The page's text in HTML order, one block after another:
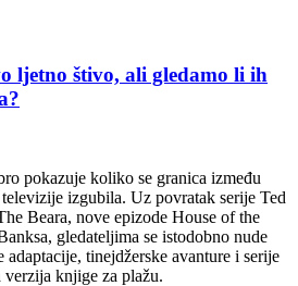
ljetno štivo, ali gledamo li ih
pokazuje koliko se granica između
izgubila. Uz povratak serije Ted
Beara, nove epizode House of the
gledateljima se istodobno nude
tinejdžerske avanture i serije
knjige za plažu.